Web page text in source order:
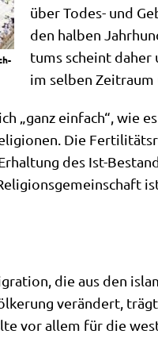
über Todes- und
den hal­ben
tums scheint daher
im sel­ben Zeit­raum
„ganz ein­fach“, wie
Die
des Ist-
die aus den
ver­än­dert,
vor allem für die